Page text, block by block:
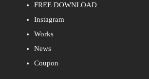
FREE DOWNLOAD
Instagram
Works
News
Coupon